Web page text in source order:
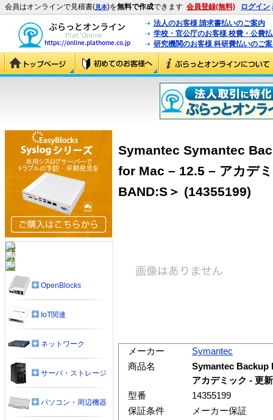
会員はオンラインで見積書(見本)を無料で作成できます 会員登録(無料) ログイン
法人のお客様 請求書払いのご案内
学校・官公庁のお客様 校費・公費
研究機関のお客様 科研費払いのご
Symantec Symantec
for Mac – 12.5 – アカデ
BAND:S＞ (14355199)
メーカー
Symantec
商品名
Symantec Backup
アカデミック - 更
型番
14355199
保証条件
メーカー保証
OpenBlocks
IoT関連
ネットワーク
サーバ・ストレージ
パソコン・周辺機器